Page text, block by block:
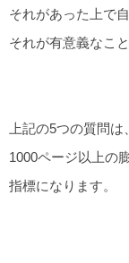
それがあった上で
それが有意義なこ
上記の5つの質問は、
1000ページ以上の
指標になります。